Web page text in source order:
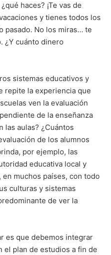
haces? ¡Te vas de
y tienes todos los
pasado. No los miras… te
¿Y cuánto dinero
sistemas educativos y
repite la experiencia que
ven la evaluación
de la enseñanza
las aulas? ¿Cuántos
de los alumnos
por ejemplo, las
educativa local y
en muchos países, con todo
culturas y sistemas
de ver la
es que debemos integrar
el plan de estudios a fin de